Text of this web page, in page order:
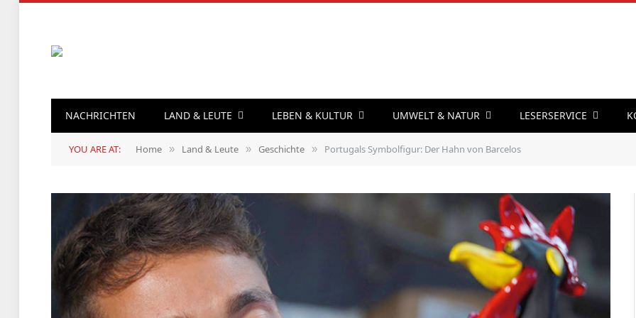
NACHRICHTEN LAND & LEUTE LEBEN & KULTUR UMWELT & NATUR LESERSERVICE
YOU ARE AT: Home » Land & Leute » Geschichte » Portugals Symbolfigur: Der Hahn von Barcelos